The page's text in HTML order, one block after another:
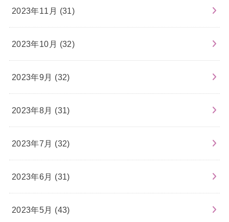
2023年11月 (31)
2023年10月 (32)
2023年9月 (32)
2023年8月 (31)
2023年7月 (32)
2023年6月 (31)
2023年5月 (43)